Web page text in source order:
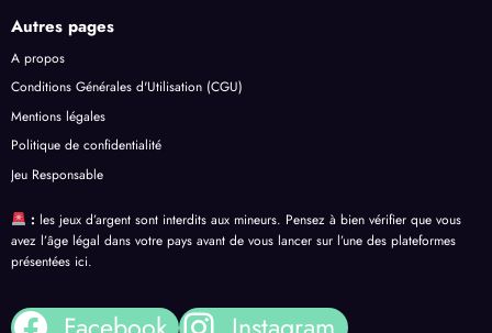
Autres pages
A propos
Conditions Générales d'Utilisation (CGU)
Mentions légales
Politique de confidentialité
Jeu Responsable
: les jeux d’argent sont interdits aux mineurs. Pensez à bien vérifier que vous
avez l’âge légal dans votre pays avant de vous lancer sur l’une des plateformes
présentées ici.